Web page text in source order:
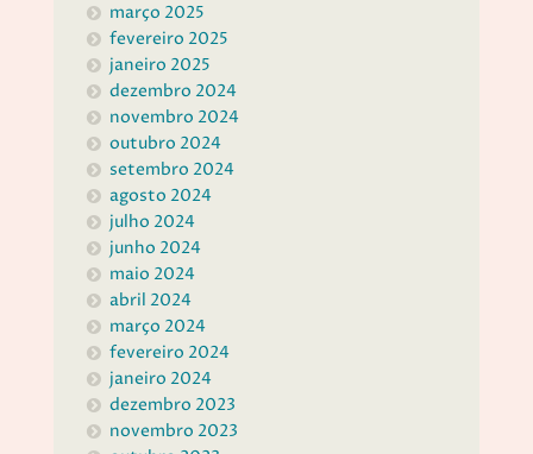
março 2025
fevereiro 2025
janeiro 2025
dezembro 2024
novembro 2024
outubro 2024
setembro 2024
agosto 2024
julho 2024
junho 2024
maio 2024
abril 2024
março 2024
fevereiro 2024
janeiro 2024
dezembro 2023
novembro 2023